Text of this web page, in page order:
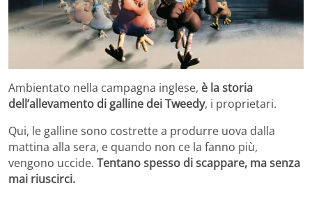
Ambientato nella campagna inglese, è la storia
dell’allevamento di galline dei Tweedy, i proprietari.
Qui, le galline sono costrette a produrre uova dalla
mattina alla sera, e quando non ce la fanno più,
vengono uccide. Tentano spesso di scappare, ma senza
mai riuscirci.